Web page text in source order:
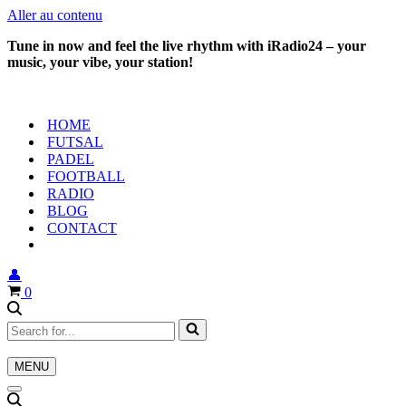
Aller au contenu
Tune in now and feel the live rhythm with iRadio24 – your
music, your vibe, your station!
HOME
FUTSAL
PADEL
FOOTBALL
RADIO
BLOG
CONTACT
👤
Panier
0
Rechercher...
MENU
Menu
Menu